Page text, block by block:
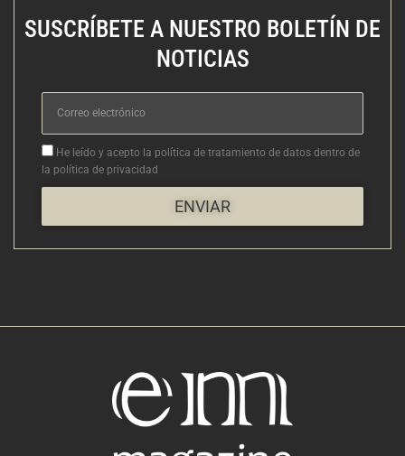
SUSCRÍBETE A NUESTRO BOLETÍN DE
NOTICIAS
Correo
electrónico
Aceptacion
He leído y acepto la política de tratamiento de datos dentro de
la política de privacidad
ENVIAR